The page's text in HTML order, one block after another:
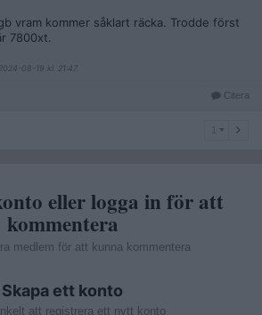
vram kommer såklart räcka. Trodde först
7800xt.
08-19 kl. 21:47.
Citera
eller logga in för att
kommentera
medlem för att kunna kommentera
Skapa ett konto
att registrera ett nytt konto